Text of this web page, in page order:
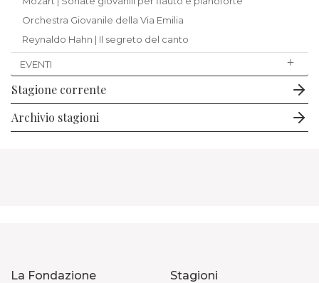
Orchestra Giovanile della Via Emilia
Reynaldo Hahn | Il segreto del canto
EVENTI
Stagione corrente
Archivio stagioni
La Fondazione Stagioni